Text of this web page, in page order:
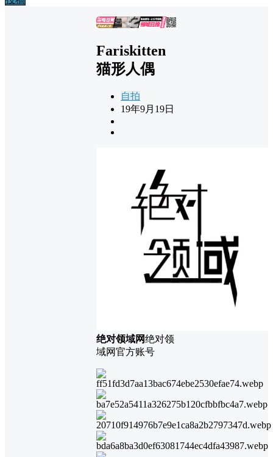
广告
Fariskitten
猫形人偶
自拍
19年9月19日
绝对领域网绝对领
域网官方账号